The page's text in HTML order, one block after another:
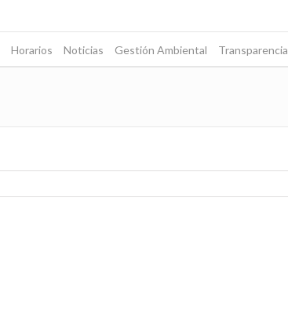
Horarios Noticias Gestión Ambiental Transparencia